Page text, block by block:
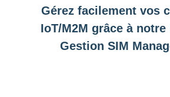
Gérez facilement vos
IoT/M2M grâce à
Gestion SIM